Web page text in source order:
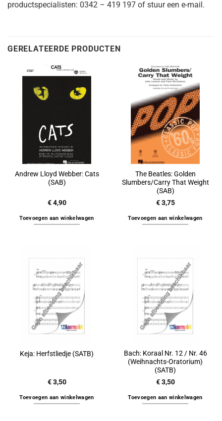
productspecialisten: 0342 – 419 197 of stuur een e-mail.
GERELATEERDE PRODUCTEN
Andrew Lloyd Webber: Cats
(SAB)
€4,90
Toevoegen aan winkelwagen
The Beatles: Golden
Slumbers/Carry That Weight
(SAB)
€3,75
Toevoegen aan winkelwagen
Keja: Herfstliedje (SATB)
€3,50
Toevoegen aan winkelwagen
Bach: Koraal Nr. 12 / Nr. 46
(Weihnachts-Oratorium)
(SATB)
€3,50
Toevoegen aan winkelwagen